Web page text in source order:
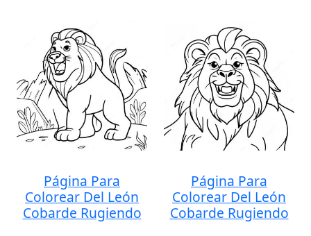
Página Para
Colorear Del León
Cobarde Rugiendo
Página Para
Colorear Del León
Cobarde Rugiendo